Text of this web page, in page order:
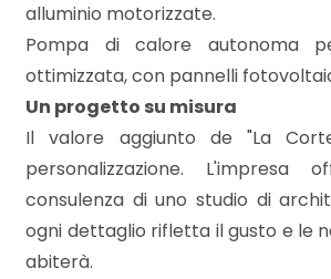
alluminio motorizzate.
Pompa di calore autonoma
ottimizzata, con pannelli
Un progetto su misura
Il valore aggiunto de "La
personalizzazione.
consulenza di uno studio di
ogni dettaglio rifletta il gusto e le
abiterà.
Locali
minimi
Qualsiasi
1